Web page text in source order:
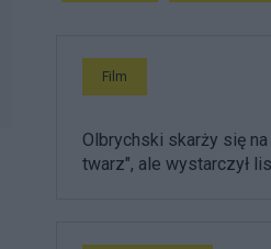
Film
Olbrychski skarży się
twarz", ale wystarczył